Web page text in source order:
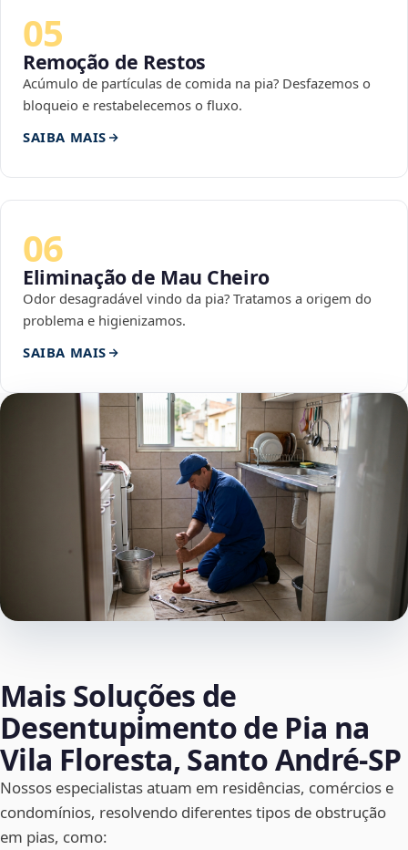
05
Remoção de Restos
Acúmulo de partículas de comida na pia? Desfazemos o
bloqueio e restabelecemos o fluxo.
SAIBA MAIS
06
Eliminação de Mau Cheiro
Odor desagradável vindo da pia? Tratamos a origem do
problema e higienizamos.
SAIBA MAIS
Mais Soluções de
Desentupimento de Pia na
Vila Floresta, Santo André‑SP
Nossos especialistas atuam em residências, comércios e
condomínios, resolvendo diferentes tipos de obstrução
em pias, como: